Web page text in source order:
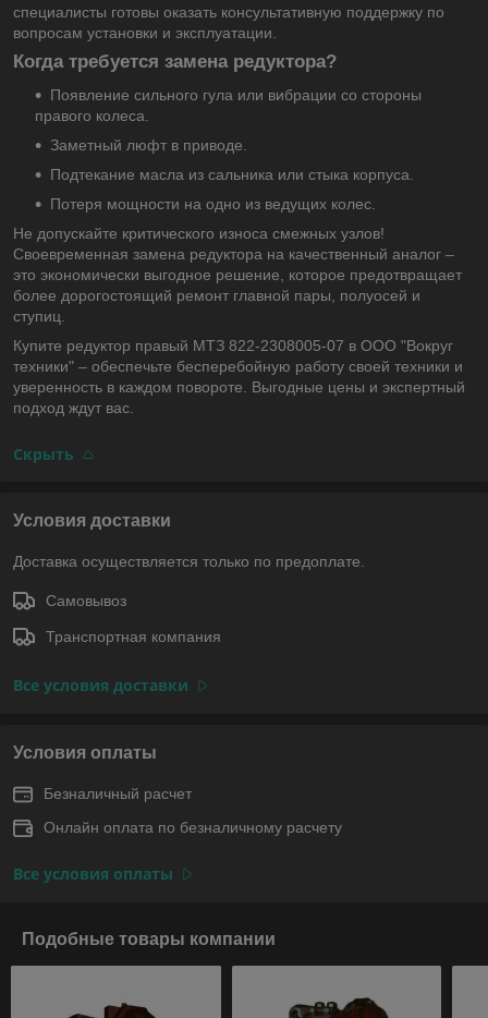
специалисты готовы оказать консультативную поддержку по
вопросам установки и эксплуатации.
Когда требуется замена редуктора?
Появление сильного гула или вибрации со стороны
правого колеса.
Заметный люфт в приводе.
Подтекание масла из сальника или стыка корпуса.
Потеря мощности на одно из ведущих колес.
Не допускайте критического износа смежных узлов!
Своевременная замена редуктора на качественный аналог –
это экономически выгодное решение, которое предотвращает
более дорогостоящий ремонт главной пары, полуосей и
ступиц.
Купите редуктор правый МТЗ 822-2308005-07 в ООО "Вокруг
техники" – обеспечьте бесперебойную работу своей техники и
уверенность в каждом повороте. Выгодные цены и экспертный
подход ждут вас.
Скрыть
Условия доставки
Доставка осуществляется только по предоплате.
Самовывоз
Транспортная компания
Все условия доставки
Условия оплаты
Безналичный расчет
Онлайн оплата по безналичному расчету
Все условия оплаты
Подобные товары компании